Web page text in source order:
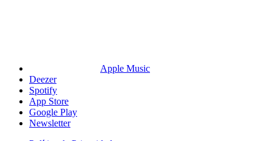
Apple Music
Deezer
Spotify
App Store
Google Play
Newsletter